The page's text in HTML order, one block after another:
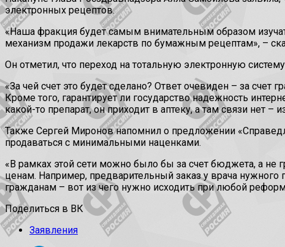
электронных рецептов.
«Наша фракция будет самым внимательным образом
механизм продажи лекарств по бумажным рецептам», –
Он отметил, что переход на тотальную электронную
«За чей счет это будет сделано? Ответ очевиден – за
Кроме того, гарантирует ли государство надежность
какой-то препарат, он приходит в аптеку, а там связи нет
Также Сергей Миронов напомнил о предложении
продаваться с минимальными наценками.
«В рамках этой сети можно было бы за счет бюджета, а
ценам. Например, предварительный заказ у врача
гражданам – вот из чего нужно исходить при любой
Поделиться в ВК
Заявления